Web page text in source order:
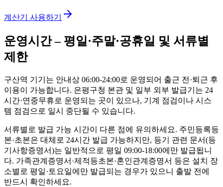
계산기 사용하기
운영시간 – 평일·주말·공휴일 및 서류별
제한
구산역 기기는 안내상 06:00-24:00로 운영되어 출근 전·퇴근 후
이용이 가능합니다. 은평구청 본관 및 일부 외부 발급기는 24
시간·연중무휴로 운영되는 곳이 있으나, 기계 점검이나 시스
템 점검으로 일시 중단될 수 있습니다.
서류별로 발급 가능 시간이 다른 점에 유의하세요. 주민등록등
본·초본은 대체로 24시간 발급 가능하지만, 등기 관련 문서(등
기사항증명서)는 일반적으로 평일 09:00-18:00에만 발급됩니
다. 가족관계증명서·제적등초본·혼인관계증명서 등은 설치 장
소별로 평일·토요일에만 발급되는 경우가 있으니 출발 전에
반드시 확인하세요.